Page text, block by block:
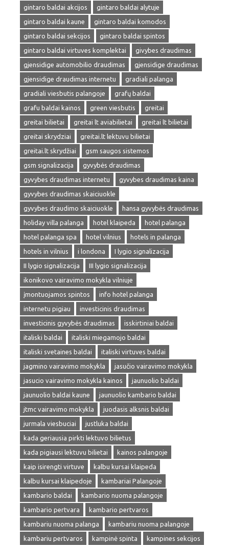
gintaro baldai akcijos
gintaro baldai alytuje
gintaro baldai kaune
gintaro baldai komodos
gintaro baldai sekcijos
gintaro baldai spintos
gintaro baldai virtuves komplektai
givybes draudimas
gjensidige automobilio draudimas
gjensidige draudimas
gjensidige draudimas internetu
gradiali palanga
gradiali viesbutis palangoje
grafų baldai
grafu baldai kainos
green viesbutis
greitai
greitai bilietai
greitai lt aviabilietai
greitai lt bilietai
greitai skrydziai
greitai.lt lektuvu bilietai
greitai.lt skrydžiai
gsm saugos sistemos
gsm signalizacija
gyvybės draudimas
gyvybes draudimas internetu
gyvybes draudimas kaina
gyvybes draudimas skaiciuokle
gyvybes draudimo skaiciuokle
hansa gyvybės draudimas
holiday villa palanga
hotel klaipeda
hotel palanga
hotel palanga spa
hotel vilnius
hotels in palanga
hotels in vilnius
i londona
I lygio signalizacija
II lygio signalizacija
III lygio signalizacija
ikonikovo vairavimo mokykla vilniuje
įmontuojamos spintos
info hotel palanga
internetu pigiau
investicinis draudimas
investicinis gyvybės draudimas
isskirtiniai baldai
italiski baldai
italiski miegamojo baldai
italiski svetaines baldai
italiski virtuves baldai
jagmino vairavimo mokykla
jasučio vairavimo mokykla
jasucio vairavimo mokykla kainos
jaunuolio baldai
jaunuolio baldai kaune
jaunuolio kambario baldai
jtmc vairavimo mokykla
juodasis alksnis baldai
jurmala viesbuciai
justluka baldai
kada geriausia pirkti lektuvo bilietus
kada pigiausi lektuvu bilietai
kainos palangoje
kaip isirengti virtuve
kalbu kursai klaipeda
kalbu kursai klaipedoje
kambariai Palangoje
kambario baldai
kambario nuoma palangoje
kambario pertvara
kambario pertvaros
kambariu nuoma palanga
kambariu nuoma palangoje
kambariu pertvaros
kampinė spinta
kampines sekcijos